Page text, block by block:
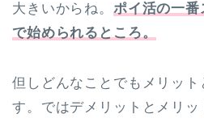
大きいからね。 ポイ活の一
で始められるところ。
但しどんなことでもメリット
す。ではデメリットとメリッ